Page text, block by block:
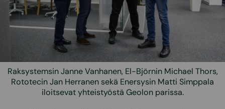
Raksystemsin Janne Vanhanen, El-Björnin Michael Thors,
Rototecin Jan Herranen sekä Enersysin Matti Simppala
iloitsevat yhteistyöstä Geolon parissa.